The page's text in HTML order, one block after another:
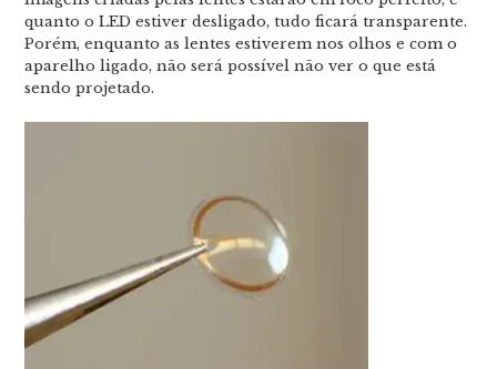
quanto o LED estiver desligado, tudo ficará transparente.
Porém, enquanto as lentes estiverem nos olhos e com o
aparelho ligado, não será possível não ver o que está
sendo projetado.